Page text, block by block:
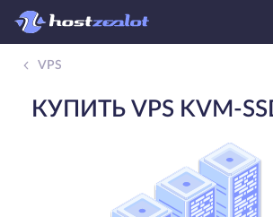
VPS
КУПИТЬ VPS KVM-